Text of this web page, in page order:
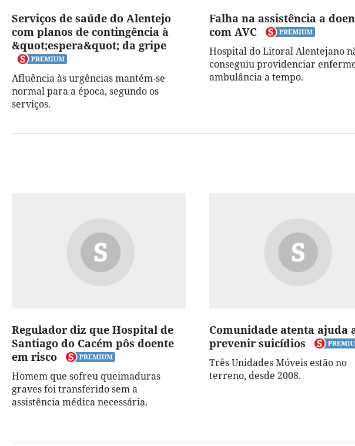
Serviços de saúde do Alentejo
com planos de contingência à
&quot;espera&quot; da gripe
Afluência às urgências mantém-se
normal para a época, segundo os
serviços.
Falha na assistência a
com AVC
Hospital do Litoral Alentejano
conseguiu providenciar
ambulância a tempo.
Regulador diz que Hospital de
Santiago do Cacém pôs doente
em risco
Homem que sofreu queimaduras
graves foi transferido sem a
assistência médica necessária.
Comunidade atenta ajuda
prevenir suicídios
Três Unidades Móveis estão no
terreno, desde 2008.